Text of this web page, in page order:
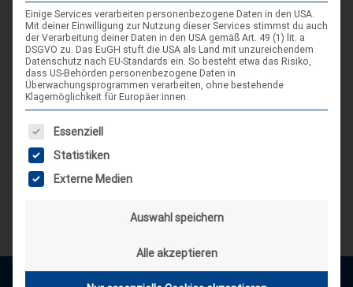
Einige Services verarbeiten personenbezogene Daten in den USA.
Mit deiner Einwilligung zur Nutzung dieser Services stimmst du auch
der Verarbeitung deiner Daten in den USA gemäß Art. 49 (1) lit. a
DSGVO zu. Das EuGH stuft die USA als Land mit unzureichendem
Datenschutz nach EU-Standards ein. So besteht etwa das Risiko,
dass US-Behörden personenbezogene Daten in
Überwachungsprogrammen verarbeiten, ohne bestehende
Klagemöglichkeit für Europäer:innen.
Es folgt eine Liste der Service-Gruppen, für die eine
Essenziell
Statistiken
Externe Medien
Auswahl speichern
Alle akzeptieren